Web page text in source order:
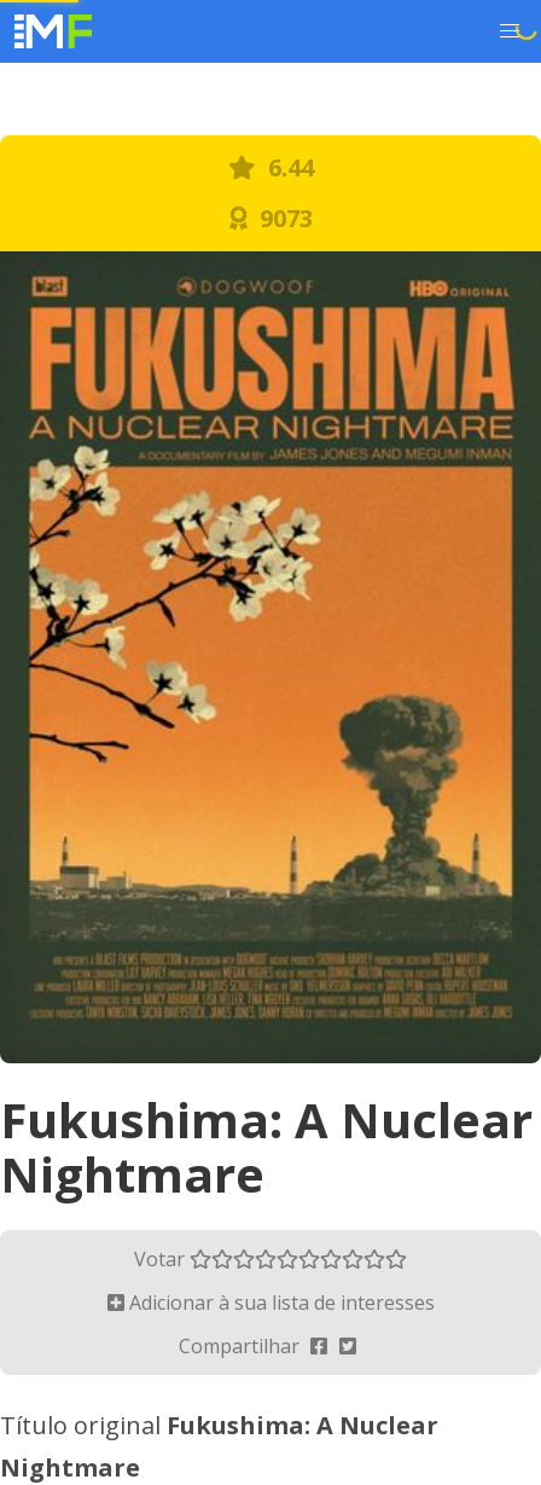
6.44
9073
Fukushima: A Nuclear
Nightmare
Votar
Adicionar à sua lista de interesses
Compartilhar
Título original Fukushima: A Nuclear
Nightmare